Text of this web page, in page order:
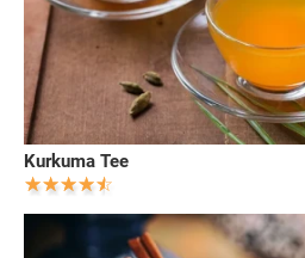
Kurkuma Tee